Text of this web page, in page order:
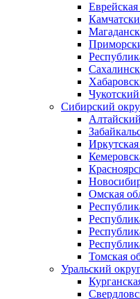
Сибирский
Иркутская
Омская
Томская
Уральский